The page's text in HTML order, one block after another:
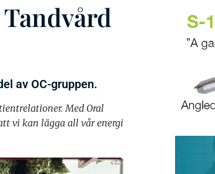
av OC-gruppen.
Med Oral
vi kan lägga all vår energi